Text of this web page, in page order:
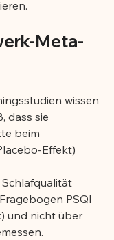
Meta-
wissen
dass sie
beim
Effekt)
Schlafqualität
PSQI
und nicht über